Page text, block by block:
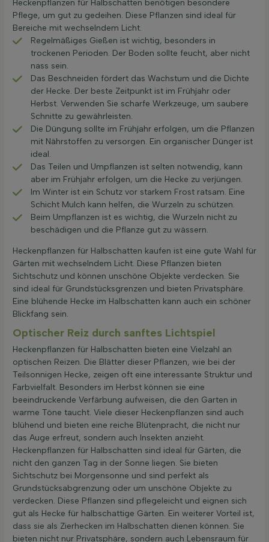
Heckenpflanzen für Halbschatten benötigen besondere
Pflege, um gut zu gedeihen. Diese Pflanzen sind ideal für
Bereiche mit wechselndem Licht.
Regelmäßiges Gießen ist wichtig, besonders in
trockenen Perioden. Der Boden sollte feucht, aber nicht
nass sein.
Das Beschneiden fördert das Wachstum und die Dichte
der Hecke. Der beste Zeitpunkt ist im Frühjahr oder
Herbst. Verwenden Sie scharfe Werkzeuge, um saubere
Schnitte zu gewährleisten.
Die Düngung sollte im Frühjahr erfolgen, um die Pflanzen
mit Nährstoffen zu versorgen. Ein organischer Dünger ist
ideal.
Das Teilen und Umpflanzen ist selten notwendig, kann
aber im Frühjahr erfolgen, um die Hecke zu verjüngen.
Im Winter ist ein Schutz vor starkem Frost ratsam. Eine
Schicht Mulch kann helfen, die Wurzeln zu schützen.
Beim Umpflanzen ist es wichtig, die Wurzeln nicht zu
beschädigen und die Pflanze gut zu wässern.
Heckenpflanzen für Halbschatten kaufen ist eine gute Wahl für
Gärten mit wechselndem Licht. Diese Pflanzen bieten
Sichtschutz und können unschöne Objekte verdecken. Sie
sind ideal für Grundstücksgrenzen und bieten Privatsphäre.
Eine blühende Hecke im Halbschatten kann auch ein schöner
Blickfang sein.
Optischer Reiz durch sanftes Lichtspiel
Heckenpflanzen für Halbschatten bieten eine Vielzahl an
optischen Reizen. Die Blätter dieser Pflanzen, wie bei der
Teilsonnigen Hecke, zeigen oft eine interessante Struktur und
Farbvielfalt. Besonders im Herbst können sie eine
beeindruckende Verfärbung aufweisen, die den Garten in
warme Töne taucht. Viele dieser Heckenpflanzen sind auch
blühend und bieten eine reiche Blütenpracht, die nicht nur
das Auge erfreut, sondern auch Insekten anzieht.
Heckenpflanzen für Halbschatten sind ideal für Gärten, die
nicht den ganzen Tag in der Sonne liegen. Sie bieten
Sichtschutz bei Morgensonne und sind perfekt als
Grundstücksabgrenzung oder um unschöne Objekte zu
verdecken. Diese Pflanzen sind pflegeleicht und eignen sich
gut als Hecke für halbschattige Gärten. Ein weiterer Vorteil ist,
dass sie als Zierhecken im Halbschatten dienen können. Sie
bieten nicht nur Privatsphäre, sondern auch Lebensraum für